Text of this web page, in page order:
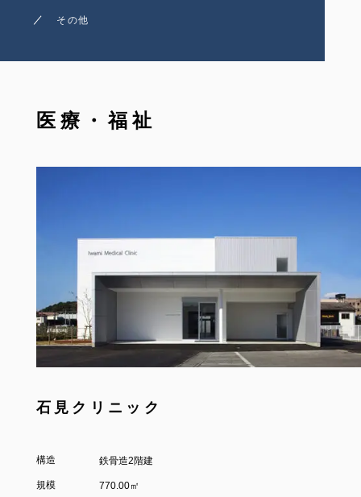
その他
医療・福祉
石見クリニック
構造 鉄骨造2階建
規模 770.00㎡